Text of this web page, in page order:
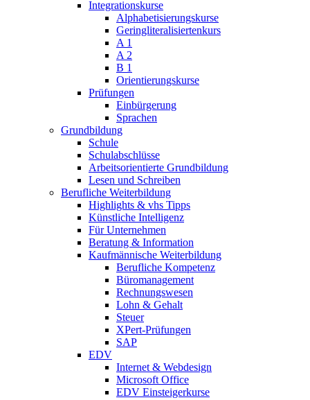
Integrationskurse
Alphabetisierungskurse
Geringliteralisiertenkurs
A 1
A 2
B 1
Orientierungskurse
Prüfungen
Einbürgerung
Sprachen
Grundbildung
Schule
Schulabschlüsse
Arbeitsorientierte Grundbildung
Lesen und Schreiben
Berufliche Weiterbildung
Highlights & vhs Tipps
Künstliche Intelligenz
Für Unternehmen
Beratung & Information
Kaufmännische Weiterbildung
Berufliche Kompetenz
Büromanagement
Rechnungswesen
Lohn & Gehalt
Steuer
XPert-Prüfungen
SAP
EDV
Internet & Webdesign
Microsoft Office
EDV Einsteigerkurse